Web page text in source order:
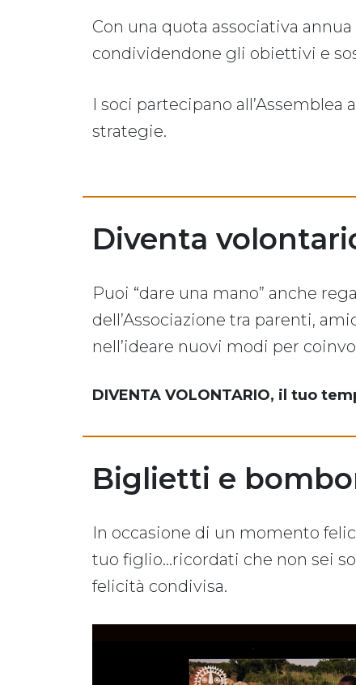
Con una quota associativa annua
condividendone gli obiettivi e
I soci partecipano
strategie.
Diventa
Puoi “dare una mano” anche
dell’Associazione tra parenti,
nell’ideare nuovi modi per
DIVENTA VOLONTARIO, il tuo
Biglietti e
In occasione di un momento
tuo figlio...ricordati che non sei
felicità condivisa.